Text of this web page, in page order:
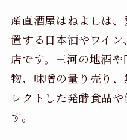
産直酒屋はねよしは
置する日本酒やワイ
店です。三河の地酒
物、味噌の量り売り
レクトした発酵食品
す。